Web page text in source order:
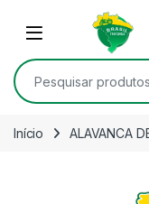
Skip to navigation
Open
Pesquisar por:
Início ALAVANCA